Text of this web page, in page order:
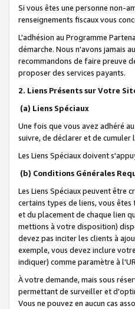
Si vous êtes une personne non-
renseignements fiscaux vous
L'adhésion au Programme
démarche. Nous n'avons jamais
recommandons de faire preuve
proposer des services payants.
2. Liens Présents sur Votre
(a) Liens Spéciaux
Une fois que vous avez adhéré
suivre, de déclarer et de cumuler
Les Liens Spéciaux doivent
(b) Conditions Générales
Les Liens Spéciaux peuvent être
certains types de liens, vous
et du placement de chaque lien
mettions à votre disposition)
devez pas inciter les clients à
exemple, vous devez inclure
indiquer) comme paramètre à
À votre demande, mais sous
permettant de surveiller et
Vous ne pouvez en aucun cas